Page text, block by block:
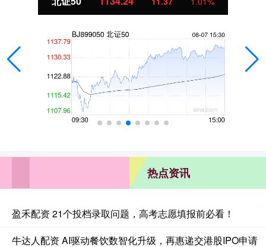
热点资讯
盈禾配资 21个投档录取问题，高考志愿填报前必看！
牛达人配资 AI驱动餐饮数智化升级，再惠递交港股IPO申请